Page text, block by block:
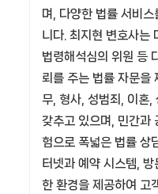
며, 다양한 법률 서비
니다. 최지현 변호사는
법령해석심의 위원 등
뢰를 주는 법률 자문을
무, 형사, 성범죄, 이혼,
갖추고 있으며, 민간과
험으로 폭넓은 법률 상
터넷과 예약 시스템,
한 환경을 제공하여 고